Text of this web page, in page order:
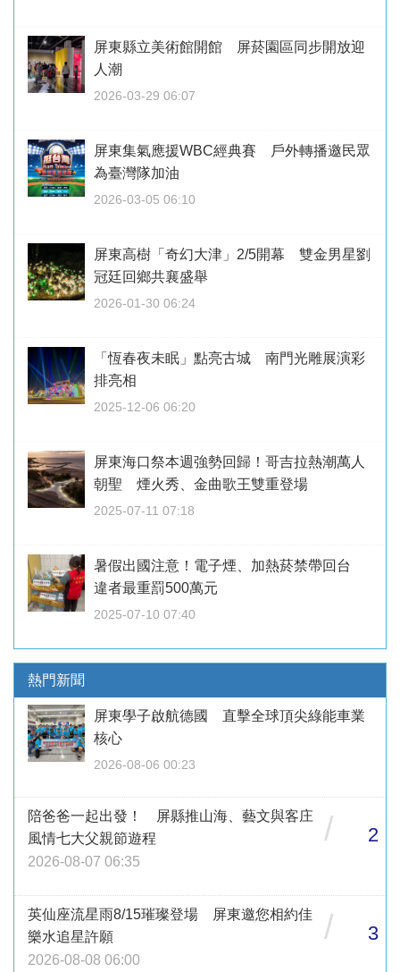
屏東縣立美術館開館 屏菸園區同步開放迎
人潮
2026-03-29 06:07
屏東集氣應援WBC經典賽 戶外轉播邀民眾
為臺灣隊加油
2026-03-05 06:10
屏東高樹「奇幻大津」2/5開幕 雙金男星劉
冠廷回鄉共襄盛舉
2026-01-30 06:24
「恆春夜未眠」點亮古城 南門光雕展演彩
排亮相
2025-12-06 06:20
屏東海口祭本週強勢回歸！哥吉拉熱潮萬人
朝聖 煙火秀、金曲歌王雙重登場
2025-07-11 07:18
暑假出國注意！電子煙、加熱菸禁帶回台
違者最重罰500萬元
2025-07-10 07:40
熱門新聞
屏東學子啟航德國 直擊全球頂尖綠能車業
核心
2026-08-06 00:23
陪爸爸一起出發！ 屏縣推山海、藝文與客庄
風情七大父親節遊程
2026-08-07 06:35
/ 2
英仙座流星雨8/15璀璨登場 屏東邀您相約佳
樂水追星許願
2026-08-08 06:00
/ 3